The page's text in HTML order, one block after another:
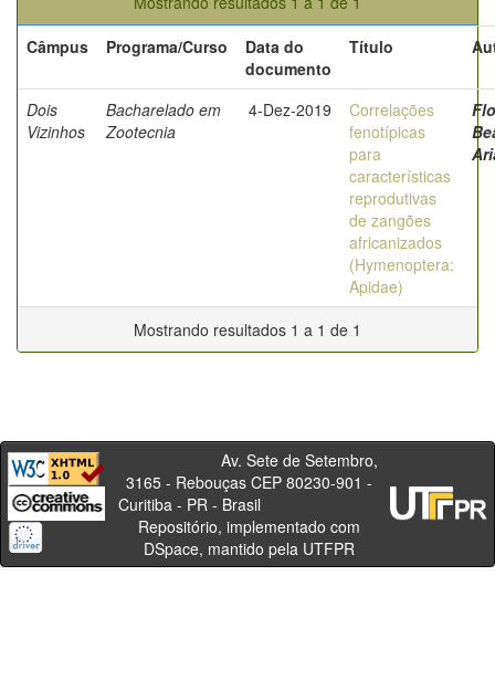
Câmpus
Programa/Curso
Data do
documento
Título
Dois
Vizinhos
Bacharelado em
Zootecnia
4-Dez-2019
Correlações
fenotípicas
para
características
reprodutivas
de zangões
africanizados
(Hymenoptera:
Apidae)
Mostrando resultados 1 a 1 de 1
Av. Sete de Setembro,
3165 - Rebouças CEP 80230-901 -
Curitiba - PR - Brasil
Repositório, implementado com
DSpace, mantido pela UTFPR